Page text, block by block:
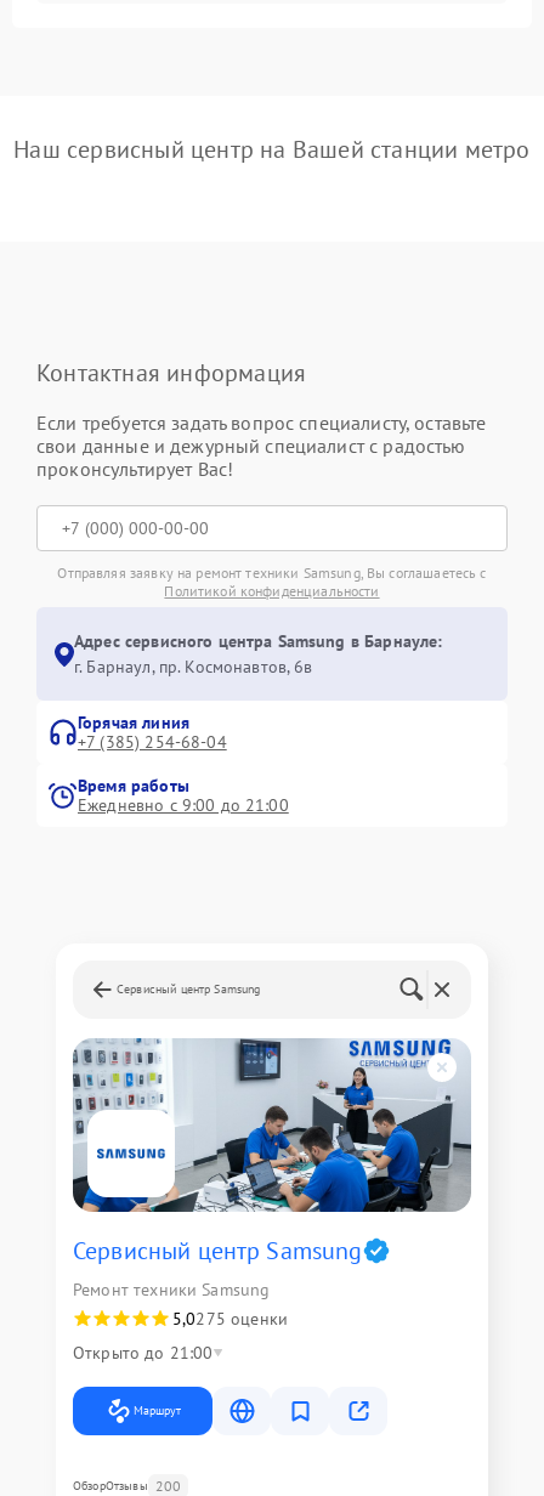
Наш сервисный центр на Вашей станции метро
Контактная информация
Если требуется задать вопрос специалисту, оставьте
свои данные и дежурный специалист с радостью
проконсультирует Вас!
Отправляя заявку на ремонт техники Samsung, Вы соглашаетесь с
Политикой конфиденциальности
Адрес сервисного центра Samsung в Барнауле:
г. Барнаул, ​пр. Космонавтов, 6в
Горячая линия
+7 (385) 254-68-04
Время работы
Ежедневно с 9:00 до 21:00
Сервисный центр Samsung
Сервисный центр Samsung
Ремонт техники Samsung
5,0275 оценки
Открыто до 21:00
Маршрут
ОбзорОтзывы 200